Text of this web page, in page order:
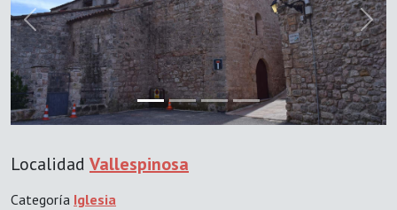
Previous Next
Localidad Vallespinosa
Categoría Iglesia